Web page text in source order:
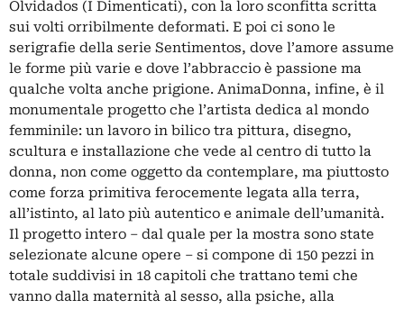
Olvidados (I Dimenticati), con la loro sconfitta scritta
sui volti orribilmente deformati. E poi ci sono le
serigrafie della serie Sentimentos, dove l’amore assume
le forme più varie e dove l’abbraccio è passione ma
qualche volta anche prigione. AnimaDonna, infine, è il
monumentale progetto che l’artista dedica al mondo
femminile: un lavoro in bilico tra pittura, disegno,
scultura e installazione che vede al centro di tutto la
donna, non come oggetto da contemplare, ma piuttosto
come forza primitiva ferocemente legata alla terra,
all’istinto, al lato più autentico e animale dell’umanità.
Il progetto intero – dal quale per la mostra sono state
selezionate alcune opere – si compone di 150 pezzi in
totale suddivisi in 18 capitoli che trattano temi che
vanno dalla maternità al sesso, alla psiche, alla